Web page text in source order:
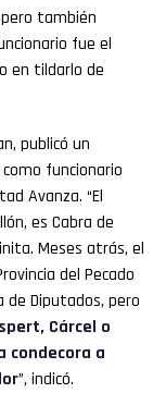
también
fue el
en tildarlo de
publicó un
funcionario
Avanza. “El
es Cabra de
Meses atrás, el
del Pecado
Diputados, pero
Cárcel o
condecora a
”, indicó.